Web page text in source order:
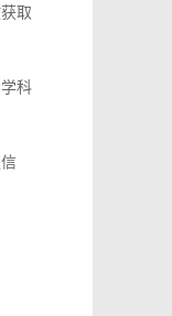
取
科